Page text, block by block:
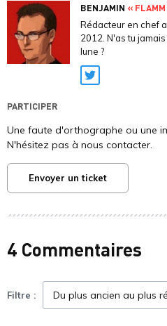
BENJAMIN «
Rédacteur en chef
2012. N'as tu
lune ?
Twitter
PARTICIPER
Une faute d'orthographe ou une
N'hésitez pas à nous contacter.
Envoyer un ticket
4 Commentaires
Filtre :